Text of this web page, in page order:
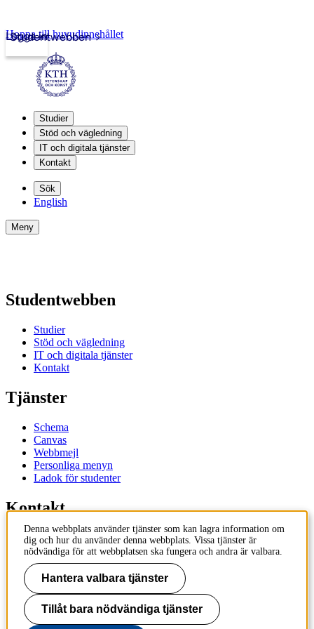
Studentwebben
Logga in
Hoppa till huvudinnehållet
Studier
Stöd och vägledning
IT och digitala tjänster
Kontakt
Sök
English
Meny
Studentwebben
Studier
Stöd och vägledning
IT och digitala tjänster
Kontakt
Tjänster
Schema
Canvas
Webbmejl
Personliga menyn
Ladok för studenter
Kontakt
Kontakta utbildningsprogram
Kontakta kurs
IT-support
KTH Entré
KTH
100 44 Stockholm
Denna webbplats använder tjänster som kan lagra information om
dig och hur du använder denna webbplats. Vissa tjänster är
nödvändiga för att webbplatsen ska fungera och andra är valbara.
Hantera valbara tjänster
Tillåt bara nödvändiga tjänster